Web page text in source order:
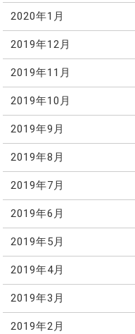
2020年1月
2019年12月
2019年11月
2019年10月
2019年9月
2019年8月
2019年7月
2019年6月
2019年5月
2019年4月
2019年3月
2019年2月